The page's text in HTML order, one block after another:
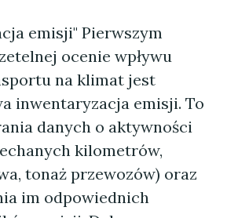
emisji" Pierwszym
ocenie wpływu
na klimat jest
inwentaryzacja emisji. To
danych o aktywności
kilometrów,
tonaż przewozów) oraz
im odpowiednich